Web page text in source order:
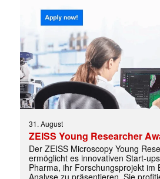
31. August
ZEISS Young Researcher
Der ZEISS Microscopy Young
ermöglicht es innovativen Start-
Pharma, ihr Forschungsprojekt im